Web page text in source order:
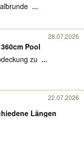
...
28.07.2026
Pool
zu ...
22.07.2026
Längen